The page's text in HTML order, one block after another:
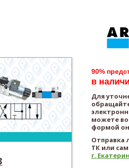
90%
в
Для
можете
формой
Отправка
ТК или
г.